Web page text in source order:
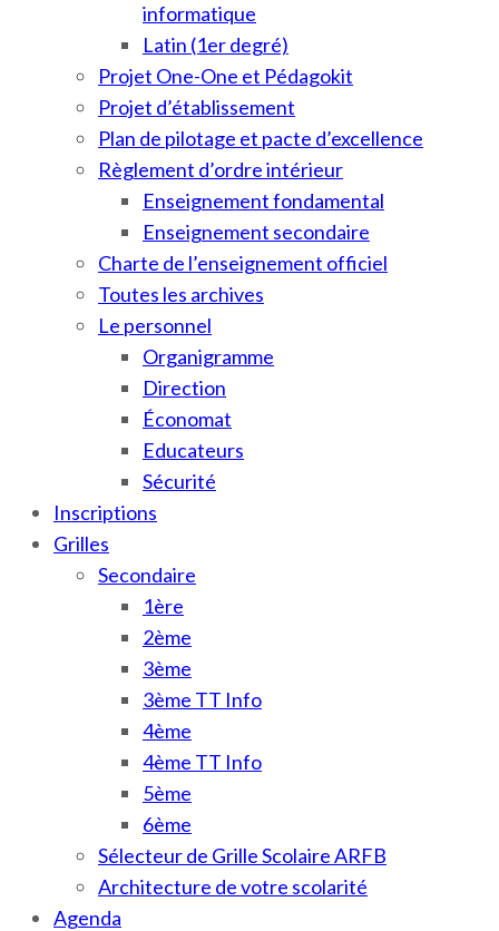
informatique
Latin (1er degré)
Projet One-One et Pédagokit
Projet d’établissement
Plan de pilotage et pacte d’excellence
Règlement d’ordre intérieur
Enseignement fondamental
Enseignement secondaire
Charte de l’enseignement officiel
Toutes les archives
Le personnel
Organigramme
Direction
Économat
Educateurs
Sécurité
Inscriptions
Grilles
Secondaire
1ère
2ème
3ème
3ème TT Info
4ème
4ème TT Info
5ème
6ème
Sélecteur de Grille Scolaire ARFB
Architecture de votre scolarité
Agenda